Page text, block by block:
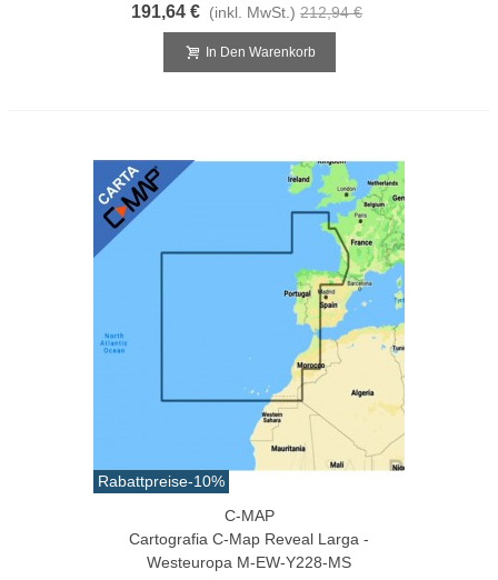
191,64 € (inkl. MwSt.) 212,94 €
In Den Warenkorb
Rabattpreise-10%
C-MAP
Cartografia C-Map Reveal Larga -
Westeuropa M-EW-Y228-MS